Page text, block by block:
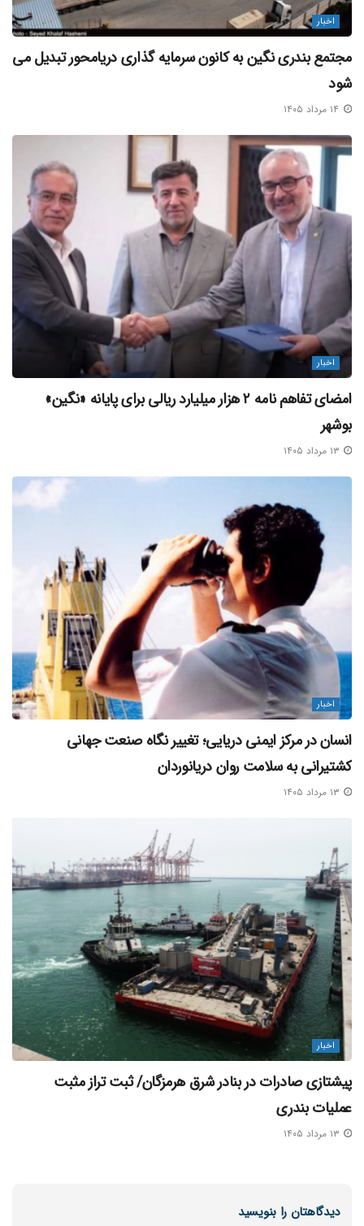
مدیریت منابع آبی در پاناما، اکنون نه فقط یک مسئله زیست
محیطی، بلکه یک فاکتور تعیین کننده در قیمت تمام شده کالا در
اقصی نقاط جهان است.
بلاگ خبری مکران آریا دریا
منبع خبر
برچسب ها: پدیده ال نینو کانال پاناما
اخبار
مجتمع بندری نگین به کانون سرمایه‌ گذاری دریامحور تبدیل می‌
شود
اخبار
امضای تفاهم‌ نامه ۲ هزار میلیارد ریالی برای پایانه «نگین»
بوشهر
اخبار
انسان در مرکز ایمنی دریایی؛ تغییر نگاه صنعت جهانی
کشتیرانی به سلامت روان دریانوردان
اخبار
پیشتازی صادرات در بنادر شرق هرمزگان/ ثبت تراز مثبت
عملیات بندری
دیدگاهتان را بنویسید